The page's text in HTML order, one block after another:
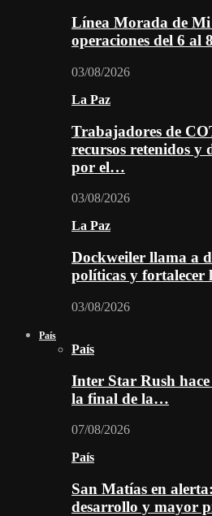
Línea Morada de Mi
operaciones del 6 al
03/08/2026
La Paz
Trabajadores de
recursos retenidos y
por el…
03/08/2026
La Paz
Dockweiler llama a
políticas y
03/08/2026
País
País
Inter Star Rush
la final de la…
07/08/2026
País
San Matías en
desarrollo y mayor